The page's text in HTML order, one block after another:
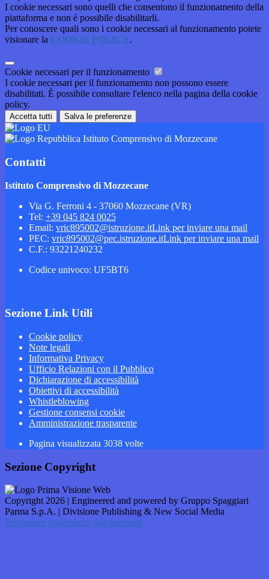
I cookie necessari sono quelli che consentono il funzionamento della
piattaforma e non è possibile disabilitarli.
Per conoscere quali sono i cookie necessari al funzionamento potete
visionare la COOKIE POLICY.
Cookie necessari per il funzionamento
I cookie necessari per il funzionamento non possono essere
disabilitati. È possibile consultare l'elenco nella pagina della cookie
policy.
Accetta tutti Salva le preferenze
Istituto Comprensivo di Mozzecane
Contatti
Istituto Comprensivo di Mozzecane
Via G. Ferroni 4 - 37060 Mozzecane (VR)
Tel: +39 045 824 0025
Email: vric895002@istruzione.itLink per inviare una mail
PEC: vric895002@pec.istruzione.itLink per inviare una mail
C.F.: 93221240232
Codice univoco: UF5BT6
Sezione Link Utili
Cookie policy
Note legali
Informativa Privacy
Ufficio Relazioni con il Pubblico
Dichiarazione di accessibilità
Obiettivi di accessibilità
Whistleblowing
Gestione consensi cookie
Amministrazione trasparente
Pagina visualizzata 3038 volte
Sezione Copyright
Copyright 2026 | Engineered and powered by Gruppo Spaggiari
Parma S.p.A. | Divisione Publishing & New Social Media
Disclaimer trattamento dati personali